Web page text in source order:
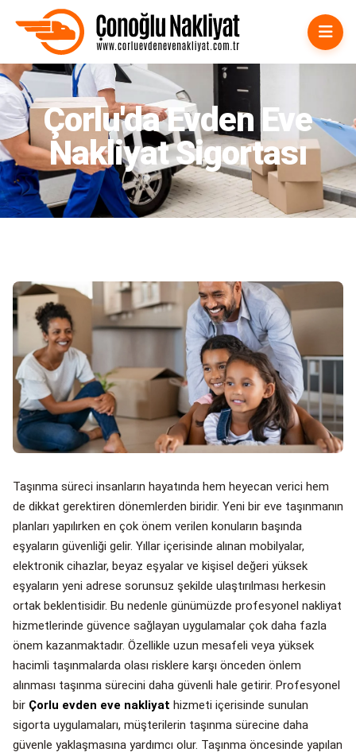
Çorlu Evden Eve Nakliyat
Çorlu'da Evden Eve
Nakliyat Sigortası
Taşınma süreci insanların hayatında hem heyecan verici hem
de dikkat gerektiren dönemlerden biridir. Yeni bir eve taşınmanın
planları yapılırken en çok önem verilen konuların başında
eşyaların güvenliği gelir. Yıllar içerisinde alınan mobilyalar,
elektronik cihazlar, beyaz eşyalar ve kişisel değeri yüksek
eşyaların yeni adrese sorunsuz şekilde ulaştırılması herkesin
ortak beklentisidir. Bu nedenle günümüzde profesyonel nakliyat
hizmetlerinde güvence sağlayan uygulamalar çok daha fazla
önem kazanmaktadır. Özellikle uzun mesafeli veya yüksek
hacimli taşınmalarda olası risklere karşı önceden önlem
alınması taşınma sürecini daha güvenli hale getirir. Profesyonel
bir Çorlu evden eve nakliyat hizmeti içerisinde sunulan
sigorta uygulamaları, müşterilerin taşınma sürecine daha
güvenle yaklaşmasına yardımcı olur. Taşınma öncesinde yapılan